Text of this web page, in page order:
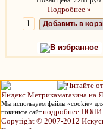
Подробнее »
Добавить в
В избранное
Мы используем файлы «cookie»
покиньте сайт.подробнее
Copyright © 2007-2012